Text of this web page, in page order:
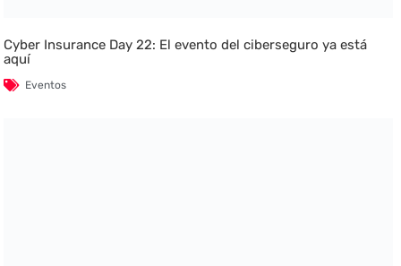
Cyber Insurance Day 22: El evento del ciberseguro ya está
aquí
Eventos